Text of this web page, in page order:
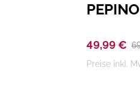
Hersteller
49,99 €
Preise inkl.